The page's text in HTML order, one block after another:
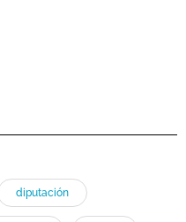
diputación